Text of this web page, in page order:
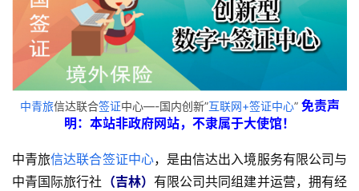
中青旅信达联合签证中心—-国内创新”互联网+签证中心” 免责声
明：本站非政府网站，不隶属于大使馆！
中青旅信达联合签证中心，是由信达出入境服务有限公司与
中青国际旅行社 （吉林） 有限公司共同组建并运营，拥有经